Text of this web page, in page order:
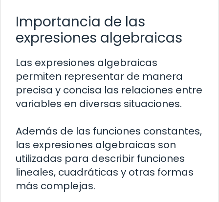
Importancia de las
expresiones algebraicas
Las expresiones algebraicas
permiten representar de manera
precisa y concisa las relaciones entre
variables en diversas situaciones.
Además de las funciones constantes,
las expresiones algebraicas son
utilizadas para describir funciones
lineales, cuadráticas y otras formas
más complejas.